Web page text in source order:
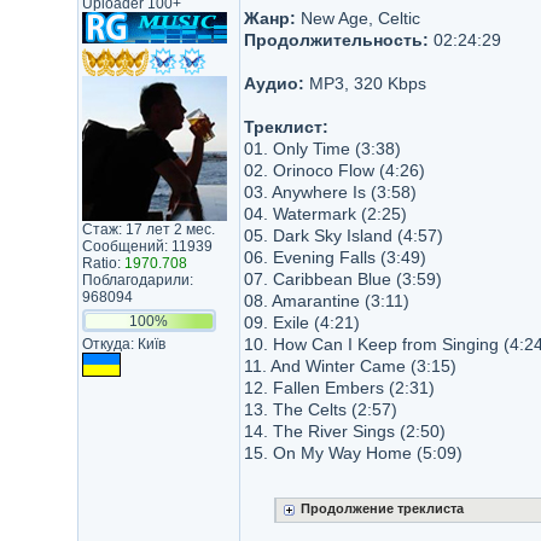
Uploader 100+
Стаж: 17 лет 2 мес.
Сообщений: 11939
Ratio: 1970.708
Поблагодарили:
968094
100%
Откуда: Київ
Жанр: New Age, Celtic
Продолжительность: 02:24:29
Аудио: MP3, 320 Kbps
Треклист:
01. Only Time (3:38)
02. Orinoco Flow (4:26)
03. Anywhere Is (3:58)
04. Watermark (2:25)
05. Dark Sky Island (4:57)
06. Evening Falls (3:49)
07. Caribbean Blue (3:59)
08. Amarantine (3:11)
09. Exile (4:21)
10. How Can I Keep from Singing
11. And Winter Came (3:15)
12. Fallen Embers (2:31)
13. The Celts (2:57)
14. The River Sings (2:50)
15. On My Way Home (5:09)
Продолжение треклиста